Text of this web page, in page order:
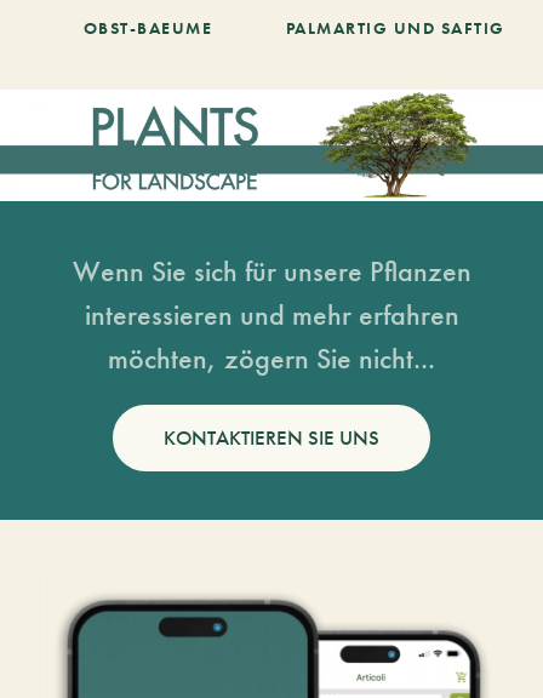
OBST-BAEUME PALMARTIG UND SAFTIG
Wenn Sie sich für unsere Pflanzen
interessieren und mehr erfahren
möchten, zögern Sie nicht...
KONTAKTIEREN SIE UNS